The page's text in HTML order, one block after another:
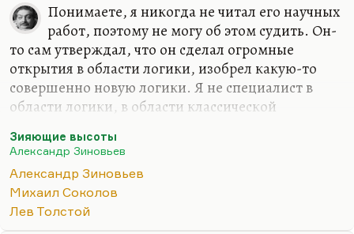
Понимаете, я никогда не читал его научных
работ, поэтому не могу об этом судить. Он-
то сам утверждал, что он сделал огромные
открытия в области логики, изобрел какую-то
совершенно новую логики. Я не специалист в
области логики, в области классической
слово.
Но что касается его художественных
произведений, то как раз здесь эволюция
довольно типична. Он разочаровался в России,
Зияющие высоты
Александр Зиновьев
Александр Зиновьев
Михаил Соколов
Лев Толстой